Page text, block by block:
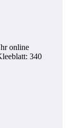
online
340